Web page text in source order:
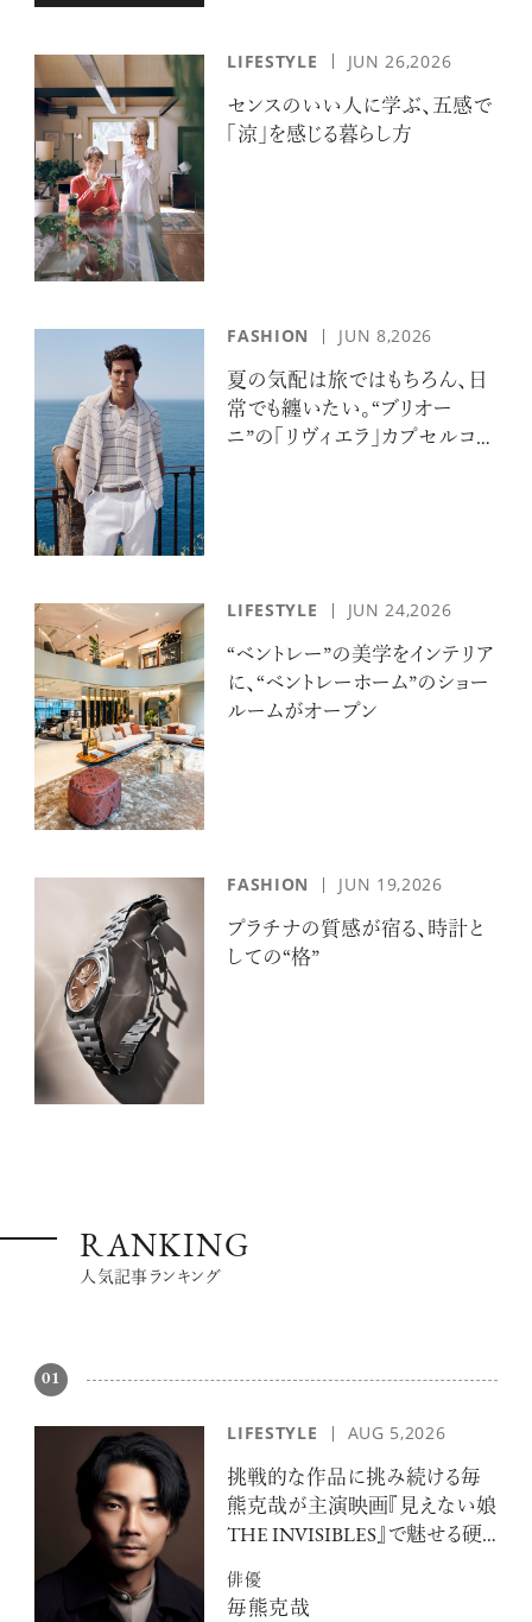
LIFESTYLE JUN 26,2026
センスのいい人に学ぶ、五感で
「涼」を感じる暮らし方
FASHION JUN 8,2026
夏の気配は旅ではもちろん、日
常でも纏いたい。“ブリオー
ニ”の「リヴィエラ」カプセルコレ
LIFESTYLE JUN 24,2026
“ベントレー”の美学をインテリア
に、“ベントレーホーム”のショー
ルームがオープン
FASHION JUN 19,2026
プラチナの質感が宿る、時計と
しての“格”
RANKING
人気記事ランキング
01
LIFESTYLE AUG 5,2026
挑戦的な作品に挑み続ける毎
熊克哉が主演映画『見えない娘
THE INVISIBLES』で魅せる硬
俳優
毎熊克哉